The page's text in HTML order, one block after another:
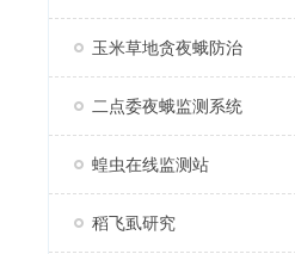
玉米草地贪夜蛾防治
二点委夜蛾监测系统
蝗虫在线监测站
稻飞虱研究